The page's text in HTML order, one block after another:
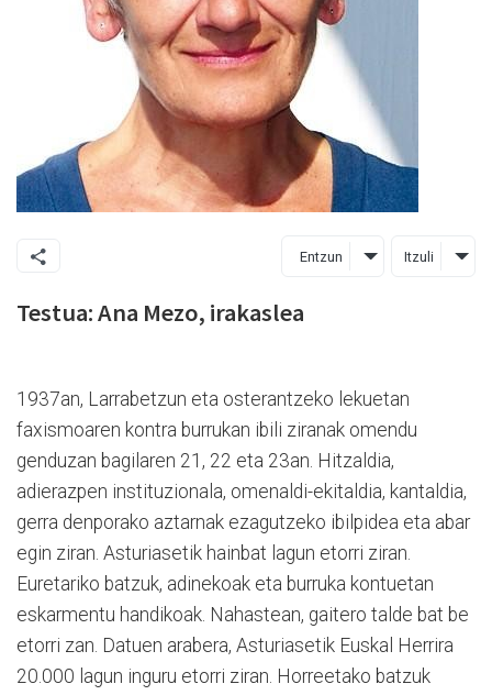
Entzun Itzuli
Testua: Ana Mezo, irakaslea
1937an, Larrabetzun eta osterantzeko lekuetan
faxismoaren kontra burrukan ibili ziranak omendu
genduzan bagilaren 21, 22 eta 23an. Hitzaldia,
adierazpen instituzionala, omenaldi-ekitaldia, kantaldia,
gerra denporako aztarnak ezagutzeko ibilpidea eta abar
egin ziran. Asturiasetik hainbat lagun etorri ziran.
Euretariko batzuk, adinekoak eta burruka kontuetan
eskarmentu handikoak. Nahastean, gaitero talde bat be
etorri zan. Datuen arabera, Asturiasetik Euskal Herrira
20.000 lagun inguru etorri ziran. Horreetako batzuk